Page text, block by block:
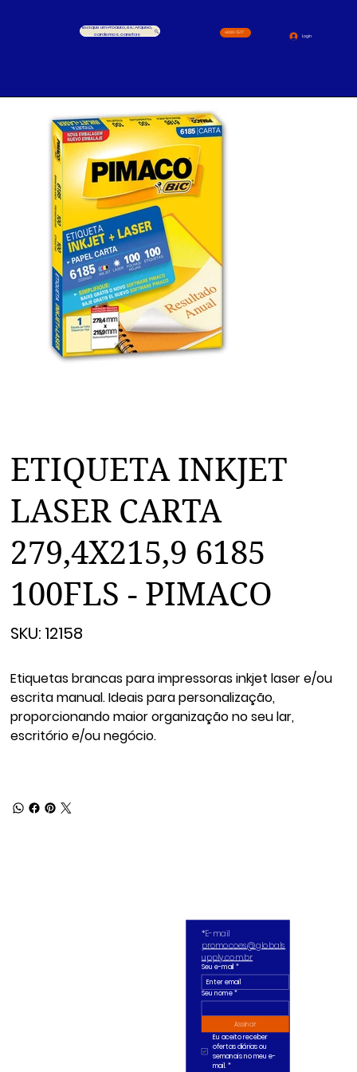
Busque um Produto, ex.: Arquivo,
cardernos, canetas
4000-1517
Login
ETIQUETA INKJET
LASER CARTA
279,4X215,9 6185
100FLS - PIMACO
SKU:
12158
12158
Etiquetas brancas para impressoras inkjet laser e/ou
escrita manual. Ideais para personalização,
proporcionando maior organização no seu lar,
escritório e/ou negócio.
promocoes@globals
upply.com.br
Seu e-mail *
Seu nome *
Assinar
Eu aceito receber
ofertas diárias ou
semanais no meu e-
mail. *